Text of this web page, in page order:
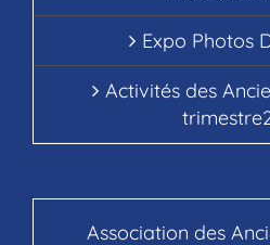
Expo Photos
Activités des
Association des